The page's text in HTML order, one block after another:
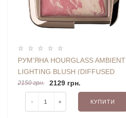
РУМ'ЯНА HOURGLASS AMBIENT
LIGHTING BLUSH (DIFFUSED
HEAT) 4.2 G
2150 грн. 2129 грн.
- + КУПИТИ